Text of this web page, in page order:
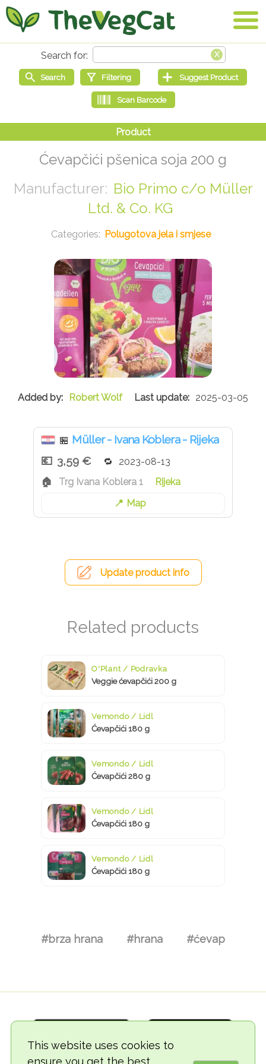
This website uses cookies to
ensure you get the best
Ćevapčići pšenica soja 200 g
Bio Primo c/o Müller
Ltd. & Co. KG
Polugotova jela i smjese
Robert Wolf 2025-03-05
🏪 Müller - Ivana Koblera - Rijeka
3,59 €
2023-08-13
Trg Ivana Koblera 1
Rijeka
Map
Update product info
O'Plant / Podravka
Veggie ćevapčići 200 g
Vemondo / Lidl
Ćevapčići 180 g
Vemondo / Lidl
Ćevapčići 280 g
Vemondo / Lidl
Ćevapčići 180 g
Vemondo / Lidl
Ćevapčići 180 g
#brza hrana #hrana #ćevap